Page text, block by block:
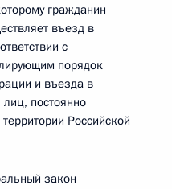
гражданин
въезд в
с
порядок
и въезда в
постоянно
Российской
закон